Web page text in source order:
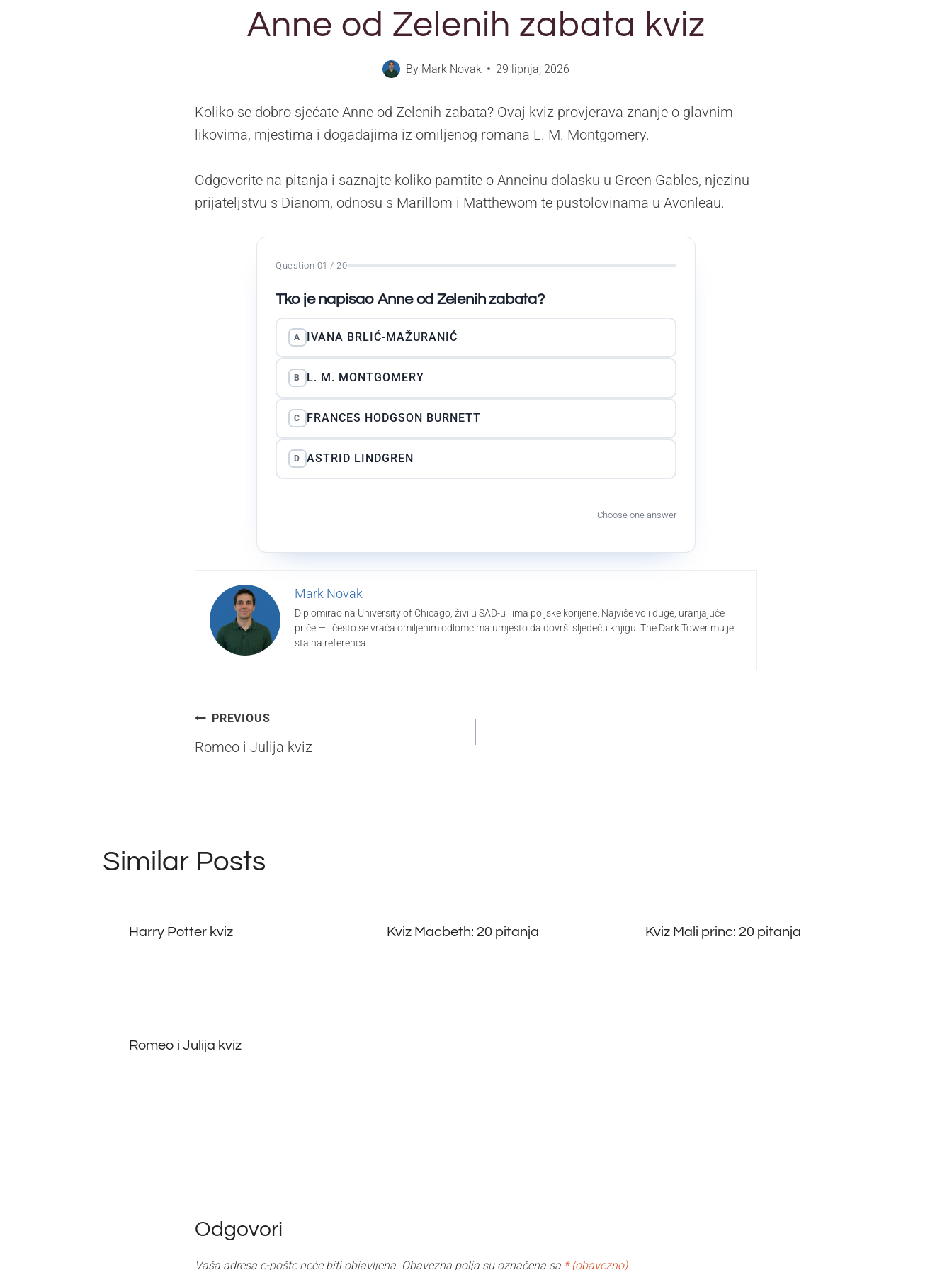
Anne od Zelenih zabata kviz
By Mark Novak 29 lipnja, 2026
Koliko se dobro sjećate Anne od Zelenih zabata? Ovaj kviz provjerava znanje o glavnim
likovima, mjestima i događajima iz omiljenog romana L. M. Montgomery.
Odgovorite na pitanja i saznajte koliko pamtite o Anneinu dolasku u Green Gables, njezinu
prijateljstvu s Dianom, odnosu s Marillom i Matthewom te pustolovinama u Avonleau.
Question 01 / 20
Tko je napisao Anne od Zelenih zabata?
A IVANA BRLIĆ-MAŽURANIĆ
B L. M. MONTGOMERY
C FRANCES HODGSON BURNETT
D ASTRID LINDGREN
Choose one answer
Mark Novak
Diplomirao na University of Chicago, živi u SAD-u i ima poljske korijene. Najviše voli duge, uranjajuće
priče — i često se vraća omiljenim odlomcima umjesto da dovrši sljedeću knjigu. The Dark Tower mu je
stalna referenca.
Navigacija
objava
PREVIOUS
Romeo i Julija kviz
Similar Posts
Harry Potter kviz Kviz Macbeth: 20 pitanja Kviz Mali princ: 20 pitanja
Romeo i Julija kviz
Odgovori
Vaša adresa e-pošte neće biti objavljena. Obavezna polja su označena sa * (obavezno)